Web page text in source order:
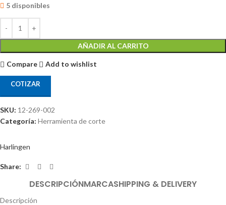
5 disponibles
AÑADIR AL CARRITO
Compare Add to wishlist
COTIZAR
SKU: 12-269-002
Categoría: Herramienta de corte
Harlingen
Share:
DESCRIPCIÓNMARCASHIPPING & DELIVERY
Descripción